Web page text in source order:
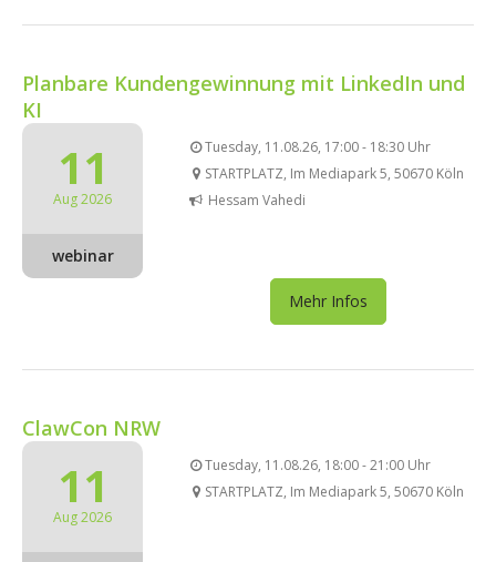
Planbare Kundengewinnung mit LinkedIn und
KI
11
Aug 2026
webinar
Tuesday, 11.08.26, 17:00 - 18:30 Uhr
STARTPLATZ, Im Mediapark 5, 50670 Köln
Hessam Vahedi
Mehr Infos
ClawCon NRW
11
Aug 2026
Tuesday, 11.08.26, 18:00 - 21:00 Uhr
STARTPLATZ, Im Mediapark 5, 50670 Köln